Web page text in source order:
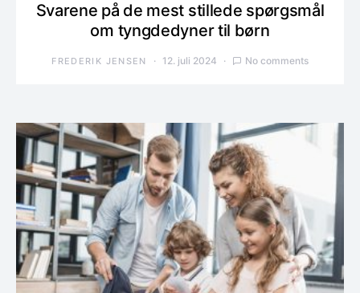
Svarene på de mest stillede spørgsmål
om tyngdedyner til børn
FREDERIK JENSEN 12. juli 2024 No comments